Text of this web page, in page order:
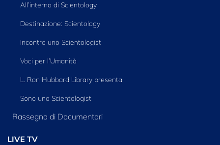
All’interno di Scientology
Destinazione: Scientology
Incontra uno Scientologist
Voci per l’Umanità
L. Ron Hubbard Library presenta
Sono uno Scientologist
Rassegna di Documentari
LIVE TV